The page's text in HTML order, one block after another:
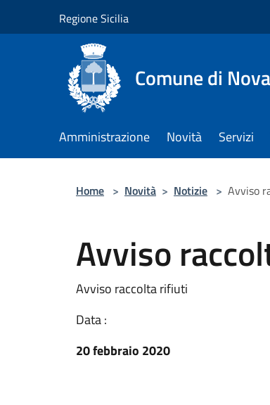
Regione Sicilia
Comune di
Amministrazione Novità Servizi
Home > Novità > Notizie > Avviso
Avviso
Avviso raccolta rifiuti
Data :
20 febbraio 2020